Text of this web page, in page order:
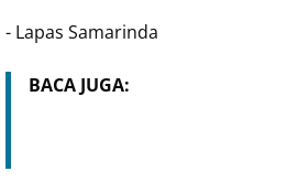
- Lapas Samarinda
BACA JUGA: